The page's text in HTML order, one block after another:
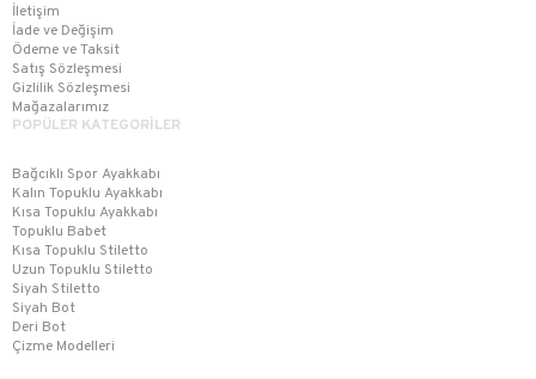
İletişim
İade ve Değişim
Ödeme ve Taksit
Satış Sözleşmesi
Gizlilik Sözleşmesi
Mağazalarımız
POPÜLER KATEGORİLER
Bağcıklı Spor Ayakkabı
Kalın Topuklu Ayakkabı
Kısa Topuklu Ayakkabı
Topuklu Babet
Kısa Topuklu Stiletto
Uzun Topuklu Stiletto
Siyah Stiletto
Siyah Bot
Deri Bot
Çizme Modelleri